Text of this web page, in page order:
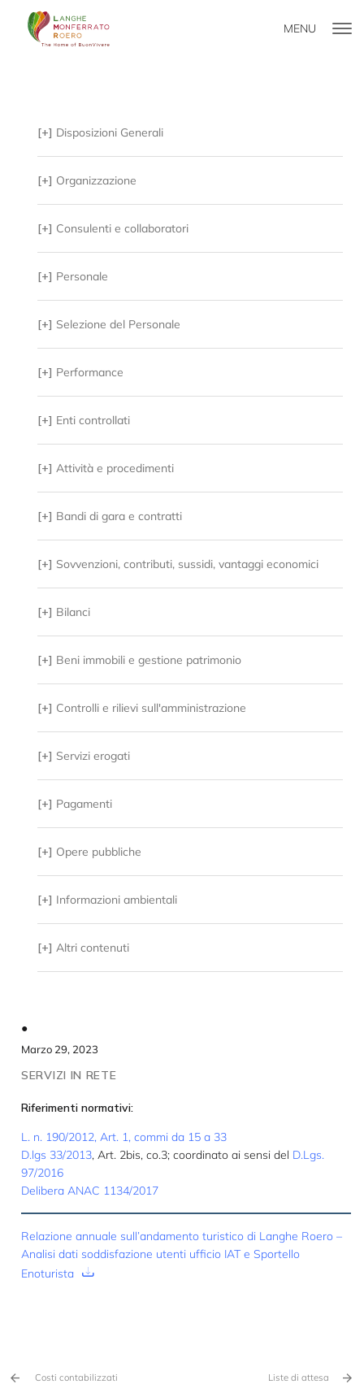
MENU
[+] Disposizioni Generali
[+] Organizzazione
[+] Consulenti e collaboratori
[+] Personale
[+] Selezione del Personale
[+] Performance
[+] Enti controllati
[+] Attività e procedimenti
[+] Bandi di gara e contratti
[+] Sovvenzioni, contributi, sussidi, vantaggi economici
[+] Bilanci
[+] Beni immobili e gestione patrimonio
[+] Controlli e rilievi sull'amministrazione
[+] Servizi erogati
[+] Pagamenti
[+] Opere pubbliche
[+] Informazioni ambientali
[+] Altri contenuti
●
Marzo 29, 2023
SERVIZI IN RETE
Riferimenti normativi:
L. n. 190/2012, Art. 1, commi da 15 a 33
D.lgs 33/2013, Art. 2bis, co.3; coordinato ai sensi del D.Lgs.
97/2016
Delibera ANAC 1134/2017
Relazione annuale sull’andamento turistico di Langhe Roero –
Analisi dati soddisfazione utenti ufficio IAT e Sportello
Enoturista
Costi contabilizzati Liste di attesa